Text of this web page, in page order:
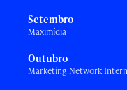
Setembro
Maximídia
Outubro
Marketing Network